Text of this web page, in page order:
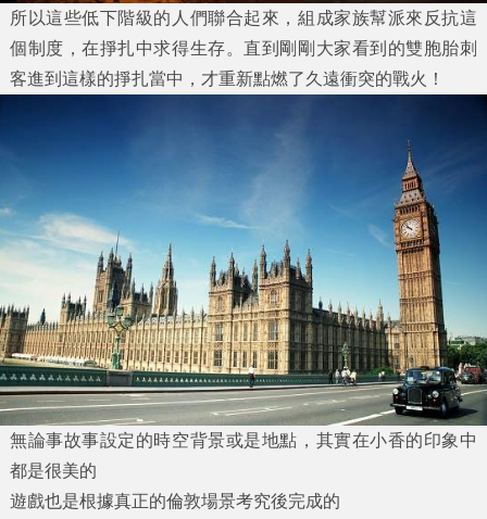
所以這些低下階級的人們聯合起來，組成家族幫派來反抗這
個制度，在掙扎中求得生存。直到剛剛大家看到的雙胞胎刺
客進到這樣的掙扎當中，才重新點燃了久遠衝突的戰火！
無論事故事設定的時空背景或是地點，其實在小香的印象中
都是很美的
遊戲也是根據真正的倫敦場景考究後完成的